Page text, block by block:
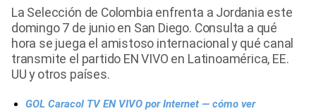
Tendencias Mix
Sports
La Selección de Colombia enfrenta a Jordania este
domingo 7 de junio en San Diego. Consulta a qué
hora se juega el amistoso internacional y qué canal
transmite el partido EN VIVO en Latinoamérica, EE.
UU y otros países.
GOL Caracol TV EN VIVO por Internet — cómo ver